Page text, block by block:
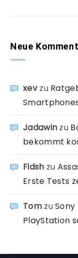
Neue
xevzu
Jadawin zu
bekommt
Fidsh zu
Erste Tests
Tomzu
PlayStation